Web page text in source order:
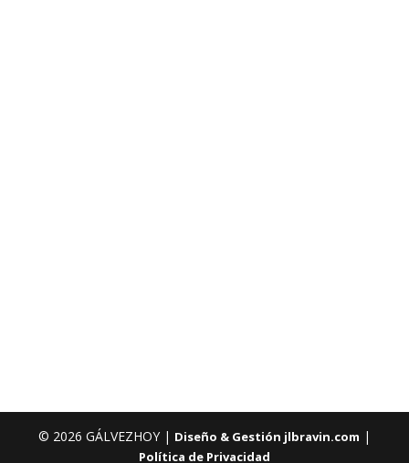
© 2026 GÁLVEZHOY | Diseño & Gestión jlbravin.com |
Política de Privacidad